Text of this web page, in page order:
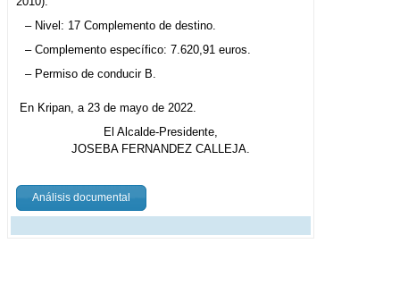
– Nivel: 17 Complemento de destino.
– Complemento específico: 7.620,91 euros.
– Permiso de conducir B.
En Kripan, a 23 de mayo de 2022.
El Alcalde-Presidente,
JOSEBA FERNANDEZ CALLEJA.
Análisis documental